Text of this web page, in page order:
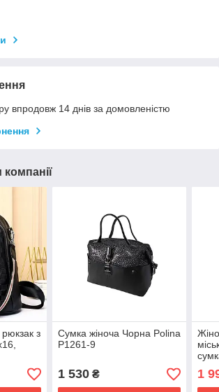
впродовж 14 днів за домовленістю
компанії
з
Сумка жіноча Чорна Polina
P1261-9
1 530₴ 1